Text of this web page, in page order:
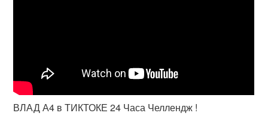
ВЛАД А4 в ТИКТОКЕ 24 Часа Челлендж !